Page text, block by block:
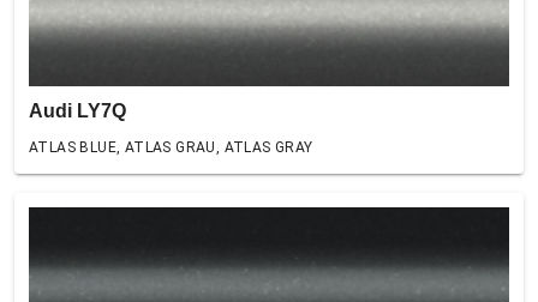
Audi LY7Q
ATLAS BLUE, ATLAS GRAU, ATLAS GRAY